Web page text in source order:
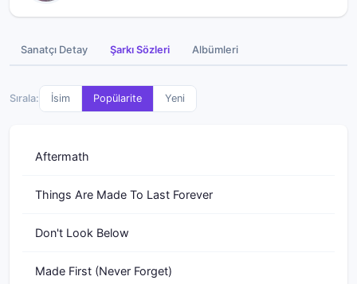
Sanatçı Detay Şarkı Sözleri Albümleri
Sırala: İsim Popülarite Yeni
Aftermath
Things Are Made To Last Forever
Don't Look Below
Made First (Never Forget)